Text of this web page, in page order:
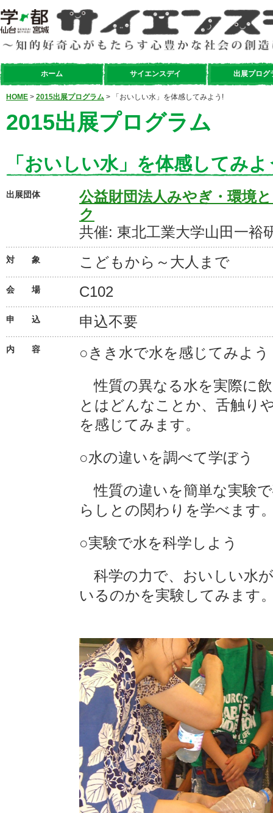
ホーム サイエンスデイ 出展プログ
HOME > 2015出展プログラム > 「おいしい水」を体感してみよう!
2015出展プログラム
「おいしい水」を体感してみ
出展団体
公益財団法人みやぎ・環境
ク
共催: 東北工業大学山田一裕
対 象 こどもから～大人まで
会 場 C102
申 込 申込不要
内 容 ○きき水で水を感じてみよう
性質の異なる水を実際に
とはどんなことか、舌触り
を感じてみます。
○水の違いを調べて学ぼう
性質の違いを簡単な実験
らしとの関わりを学べます
○実験で水を科学しよう
科学の力で、おいしい水
いるのかを実験してみます